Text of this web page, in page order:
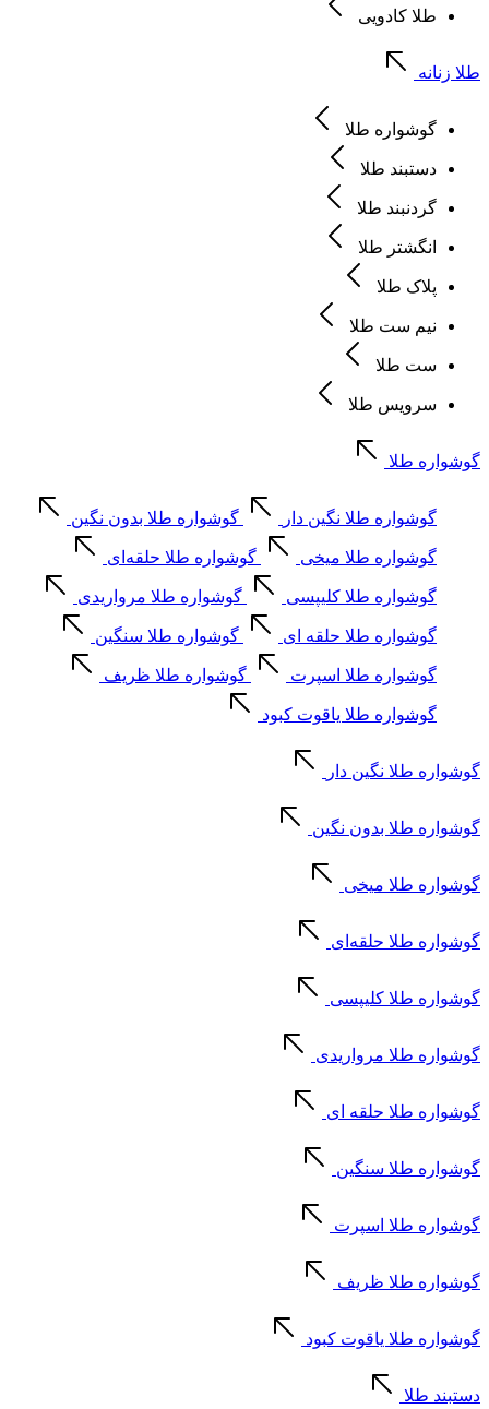
طلا کادویی
طلا زنانه
گوشواره طلا
دستبند طلا
گردنبند طلا
انگشتر طلا
پلاک طلا
نیم ست طلا
ست طلا
سرویس طلا
گوشواره طلا
گوشواره طلا نگین دار گوشواره طلا بدون نگین
گوشواره طلا میخی گوشواره طلا حلقه‌ای
گوشواره طلا کلیپسی گوشواره طلا مرواریدی
گوشواره طلا حلقه ای گوشواره طلا سنگین
گوشواره طلا اسپرت گوشواره طلا ظریف
گوشواره طلا یاقوت کبود
گوشواره طلا نگین دار
گوشواره طلا بدون نگین
گوشواره طلا میخی
گوشواره طلا حلقه‌ای
گوشواره طلا کلیپسی
گوشواره طلا مرواریدی
گوشواره طلا حلقه ای
گوشواره طلا سنگین
گوشواره طلا اسپرت
گوشواره طلا ظریف
گوشواره طلا یاقوت کبود
دستبند طلا